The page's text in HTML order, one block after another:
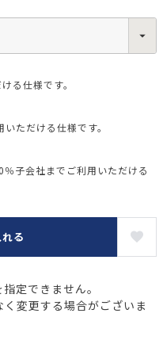
る仕様です。
ただける仕様です。
子会社までご利用いただける
る
定できません。
変更する場合がございま